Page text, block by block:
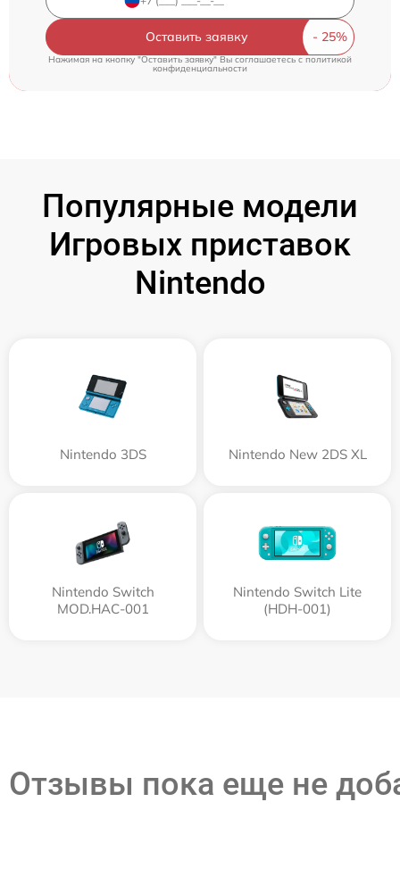
Оставить заявку
Нажимая на кнопку "Оставить заявку" Вы соглашаетесь c политикой
конфиденциальности
Популярные модели
Игровых приставок
Nintendo
Nintendo 3DS Nintendo New 2DS XL
Nintendo Switch
MOD.HAC-001
Nintendo Switch Lite
(HDH-001)
Отзывы пока еще не